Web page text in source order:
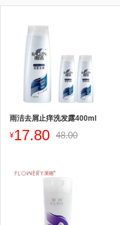
雨洁去屑止痒洗发露400ml
¥17.80 48.00